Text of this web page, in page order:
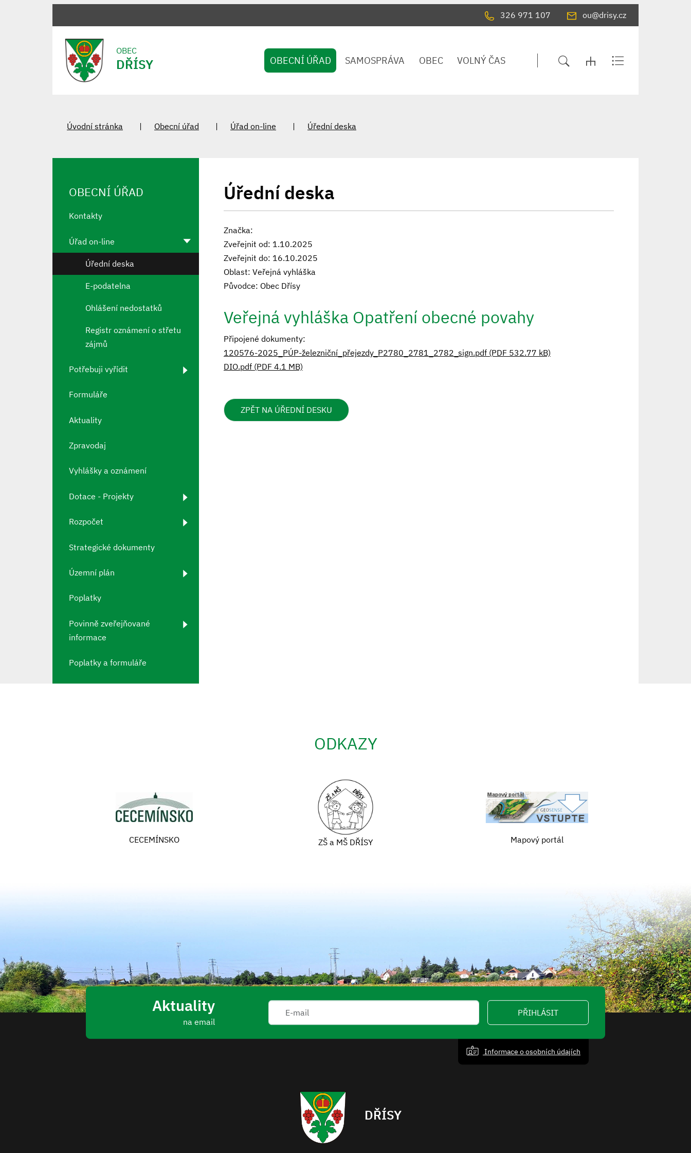
326 971 107 ou@drisy.cz
OBEC
DŘÍSY OBECNÍ ÚŘAD SAMOSPRÁVA OBEC VOLNÝ ČAS
Úvodní stránka Obecní úřad Úřad on-line Úřední deska
Úřední deska
Značka:
Zveřejnit od: 1.10.2025
Zveřejnit do: 16.10.2025
Oblast: Veřejná vyhláška
Původce: Obec Dřísy
Veřejná vyhláška Opatření obecné povahy
Připojené dokumenty:
120576-2025_PÚP-železniční_přejezdy_P2780_2781_2782_sign.pdf (PDF 532.77 kB)
DIO.pdf (PDF 4.1 MB)
ZPĚT NA ÚŘEDNÍ DESKU
OBECNÍ ÚŘAD
Kontakty
Úřad on-line
Úřední deska
E-podatelna
Ohlášení nedostatků
Registr oznámení o střetu
zájmů
Potřebuji vyřídit
Formuláře
Aktuality
Zpravodaj
Vyhlášky a oznámení
Dotace - Projekty
Rozpočet
Strategické dokumenty
Územní plán
Poplatky
Povinně zveřejňované
informace
Poplatky a formuláře
ODKAZY
CECEMÍNSKO ZŠ a MŠ DŘÍSY Mapový portál
Aktuality
na email
PŘIHLÁSIT
Informace o osobních údajích
DŘÍSY